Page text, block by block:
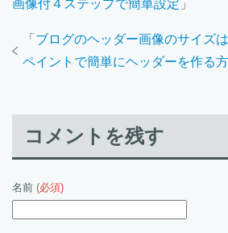
画像付４ステップで簡単設定 」
「 ブログのヘッダー画像のサイズ
ペイントで簡単にヘッダーを作る
コメントを残す
名前 (必須)